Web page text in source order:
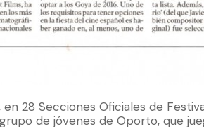
en 28 Secciones Oficiales de
de jóvenes de Oporto, que